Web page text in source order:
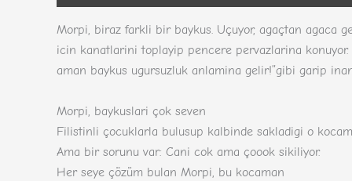
Morpi, biraz farkli bir baykus. Uçuyor, agaçtan agaca
icin kanatlarini toplayip pencere pervazlarina
aman baykus ugursuzluk anlamina gelir!”gibi garip
Morpi, baykuslari çok seven
Filistinli çocuklarla bulusup kalbinde sakladigi o
Ama bir sorunu var: Cani cok ama çoook sikiliyor.
Her seye çözüm bulan Morpi, bu kocaman